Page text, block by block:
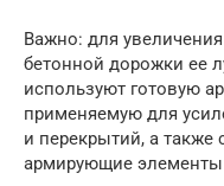
Важно: для
бетонной дорожки ее
используют готовую
применяемую для
и перекрытий, а также
армирующие элементы